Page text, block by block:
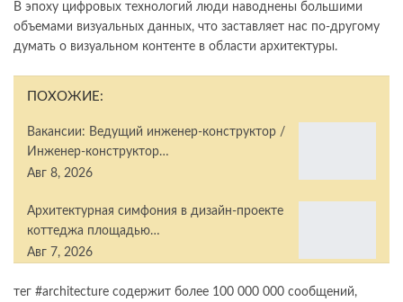
В эпоху цифровых технологий люди наводнены большими
объемами визуальных данных, что заставляет нас по-другому
думать о визуальном контенте в области архитектуры.
ПОХОЖИЕ:
Вакансии: Ведущий инженер-конструктор /
Инженер-конструктор…
Авг 8, 2026
Архитектурная симфония в дизайн-проекте
коттеджа площадью…
Авг 7, 2026
тег #architecture содержит более 100 000 000 сообщений,